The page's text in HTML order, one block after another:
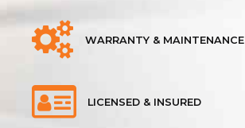
WARRANTY & MAINTENANCE
LICENSED & INSURED